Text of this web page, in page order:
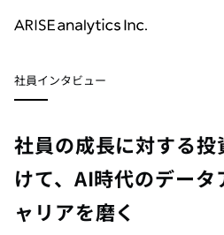
ARISE analyticsとはトップ
ミッション・バリュー
働きがいのある会社づくり
サービス
提供サービストップ
カスタマーサポート改革
ドローン・ビジネス活用
データ・AI人材育成支援
実績
データドリブン改革の推進支援
新規事業の立ち上げ支援
データ分析基盤の構築・活用支援
企業情報
企業情報トップ
会社概要
CEOメッセージ
サステナビリティ
お問い合わせ
ニュース
ニューストップ
インフォメーション
プレスリリース
イベント
技術情報
技術情報トップ
TECH BLOG
PAPER
採用
採用トップ
新卒採用
社員インタビュー
社員の成長に対する
けて、AI時代のデータ
ャリアを磨く